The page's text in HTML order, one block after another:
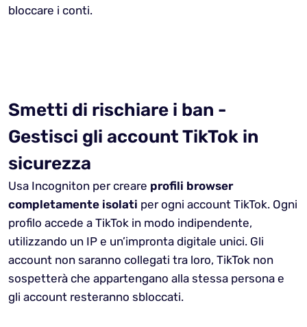
bloccare i conti.
Smetti di rischiare i ban -
Gestisci gli account TikTok in
sicurezza
Usa Incogniton per creare profili browser
completamente isolati per ogni account TikTok. Ogni
profilo accede a TikTok in modo indipendente,
utilizzando un IP e un’impronta digitale unici. Gli
account non saranno collegati tra loro, TikTok non
sospetterà che appartengano alla stessa persona e
gli account resteranno sbloccati.